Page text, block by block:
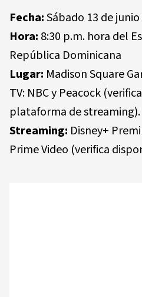
Fecha:Sábado 13 de
Hora: 8:30 p.m. hora del
República Dominicana
Lugar: Madison Square
TV: NBC y Peacock
plataforma de streaming).
Streaming: Disney+
Prime Video (verifica